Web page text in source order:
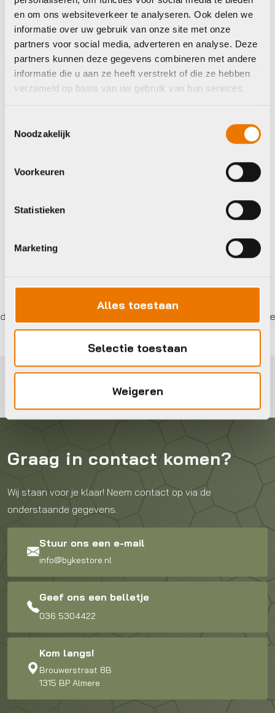
en om ons websiteverkeer te analyseren. Ook delen we
informatie over uw gebruik van onze site met onze
partners voor social media, adverteren en analyse. Deze
partners kunnen deze gegevens combineren met andere
informatie die u aan ze heeft verstrekt of die ze hebben
verzameld op basis van uw gebruik van hun services.
Noodzakelijk
Voorkeuren
Statistieken
Marketing
Alles toestaan
Selectie toestaan
Weigeren
Widek bel e-bike
Widek BEL KOMPAS
In 3 keer
Graag in contact komen?
Wij staan voor je klaar! Neem contact op via de
onderstaande gegevens.
Stuur ons een e-mail
info@bykestore.nl
Geef ons een belletje
036 5304422
Kom langs!
Brouwerstraat 8B
1315 BP Almere